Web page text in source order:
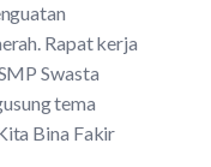
Rapat kerja
Swasta
tema
Bina Fakir